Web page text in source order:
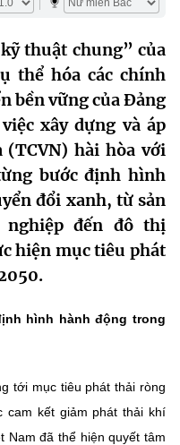
VBQPPL
thuật chung” của
thể hóa các chính
bền vững của Đảng
xây dựng và áp
hài hòa với
bước định hình
đổi xanh, từ sản
nghiệp đến đô thị
hiện mục tiêu phát
hình hành động trong
tới mục tiêu phát thải ròng
cam kết giảm phát thải khí
Nam đã thể hiện quyết tâm